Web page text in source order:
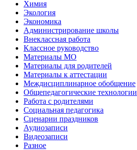
Химия
Экология
Экономика
Администрирование школы
Внеклассная работа
Классное руководство
Материалы МО
Материалы для родителей
Материалы к аттестации
Междисциплинарное обобщение
Общепедагогические технологии
Работа с родителями
Социальная педагогика
Сценарии праздников
Аудиозаписи
Видеозаписи
Разное